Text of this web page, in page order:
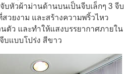
บหัวผ้าม่านด้านบนเป็นจีบเล็กๆ 3 จีบ
วยงาม และสร้างความพริ้วไหว
ตัว และทำให้แสงบรรยากาศภายใน
บแบบโปร่ง สีขาว